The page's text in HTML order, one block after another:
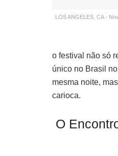
LOS ANGELES, CA -
o festival não só
único no Brasil
mesma noite,
carioca.
O